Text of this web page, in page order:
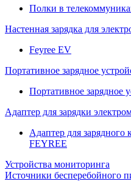
Полки в
Настенная зарядка для
Feyree EV
Портативное зарядное
Портативное зарядное
Адаптер для зарядки
Адаптер для зарядного
FEYREE
Устройства мониторинга
Источники бесперебойного